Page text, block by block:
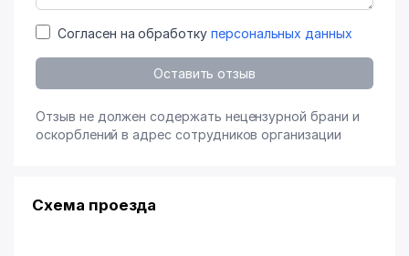
Согласен на обработку персональных данных
Оставить отзыв
Отзыв не должен содержать нецензурной брани и
оскорблений в адрес сотрудников организации
Схема проезда